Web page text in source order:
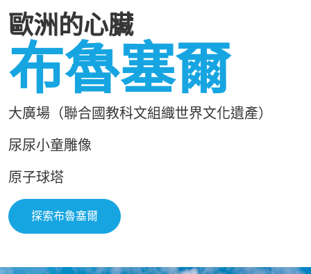
歐洲的心臟
布魯塞爾
大廣場（聯合國教科文組織世界文化遺產）
尿尿小童雕像
原子球塔
探索布魯塞爾